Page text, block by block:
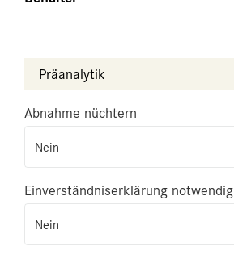
Präanalytik
Abnahme nüchtern
Nein
Einverständniserklärung notwendig
Nein